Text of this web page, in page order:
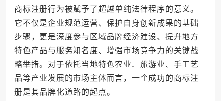
商标注册行为被赋予了超越单纯法律程序的意义。
它不仅是企业规范运营、保护自身创新成果的基础
步骤，更是深度参与区域品牌经济建设、提升地方
特色产品与服务知名度、增强市场竞争力的关键战
略举措。对于依托当地特色农业、旅游业、手工艺
品等产业发展的市场主体而言，一个成功的商标注
册是其品牌化道路的起点。